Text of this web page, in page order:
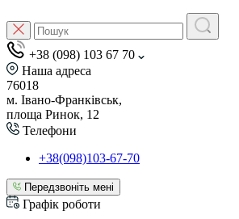
+38 (098) 103 67 70
Наша адреса
76018
м. Івано-Франківськ,
площа Ринок, 12
Телефони
+38(098)103-67-70
Передзвоніть мені
Графік роботи